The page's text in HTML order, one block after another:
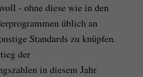
- ohne diese wie in den
üblich an
Standards zu knüpfen.
der
in diesem Jahr